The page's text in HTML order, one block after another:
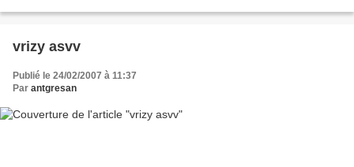
vrizy asvv
Publié le 24/02/2007 à 11:37
Par antgresan